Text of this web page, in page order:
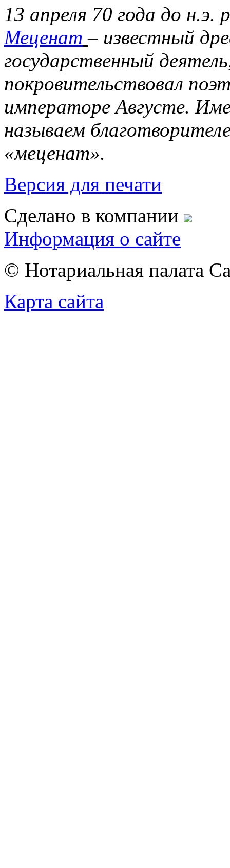
13 апреля 70 года до н.э.
Меценат – известный
государственный
покровительствовал
императоре Августе.
называем
«меценат».
Версия для печати
Сделано в компании
Информация о сайте
© Нотариальная палата
Карта сайта